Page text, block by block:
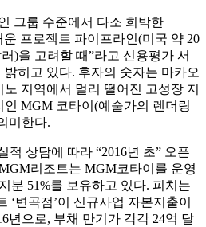
그룹 수준에서 다소 희박한
프로젝트 파이프라인(미국 약 20
)을 고려할 때”라고 신용평가 서
히고 있다. 후자의 숫자는 마카오
지역에서 멀리 떨어진 고성장 지
MGM 코타이(예술가의 렌더링
미한다.
적 상담에 따라 “2016년 초” 오픈
리조트는 MGM코타이를 운영
분 51%를 보유하고 있다. 피치는
변곡점’이 신규사업 자본지출이
년으로, 부채 만기가 각각 24억 달